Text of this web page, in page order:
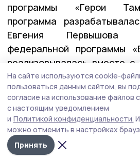
программы «Герои
программа
Евгения Первышова
федеральной программы
реализовывалась вместе
программе — Алексеем
Константином
программу подали почти
ветеранов СВО. После
испытаний участниками
27 ребят.
На сайте используются cookie-
пользоваться данным сайтом, вы
согласие на использование файлов
с настоящим уведомлением
и Политикой конфиденциальности.
можно отменить в настройках
Принять